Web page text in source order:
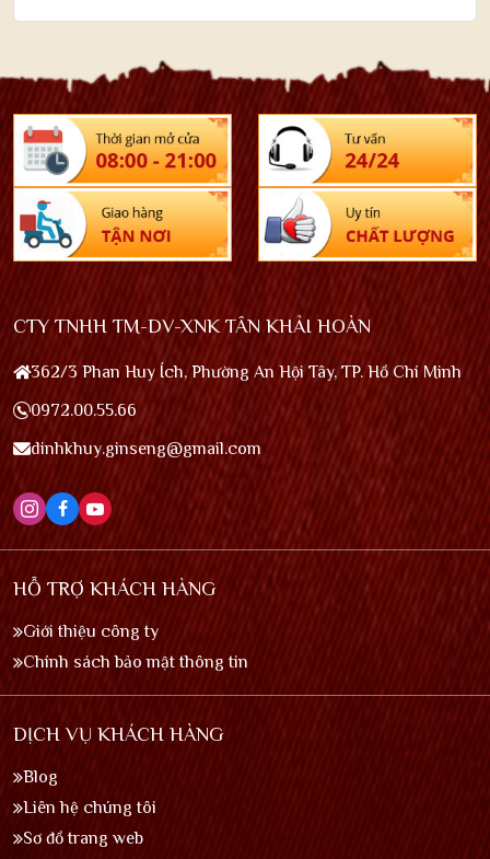
CTY TNHH TM-DV-XNK TÂN KHẢI HOÀN
362/3 Phan Huy Ích, Phường An Hội Tây, TP. Hồ Chí Minh
0972.00.55.66
dinhkhuy.ginseng@gmail.com
HỖ TRỢ KHÁCH HÀNG
Giới thiệu công ty
Chính sách bảo mật thông tin
DỊCH VỤ KHÁCH HÀNG
Blog
Liên hệ chúng tôi
Sơ đồ trang web